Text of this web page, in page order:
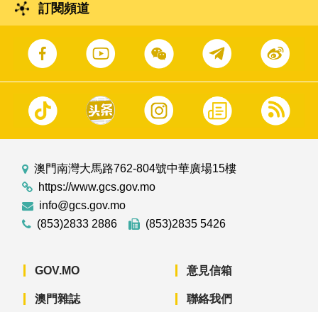
訂閱頻道
澳門南灣大馬路762-804號中華廣場15樓
https://www.gcs.gov.mo
info@gcs.gov.mo
(853)2833 2886
(853)2835 5426
GOV.MO
澳門雜誌
意見信箱
聯絡我們